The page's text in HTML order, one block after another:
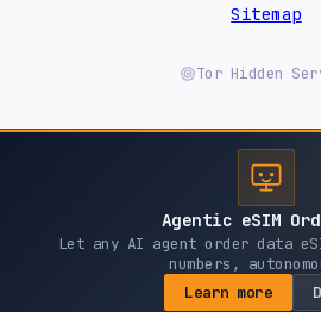
Sitemap
Tor Hidden
Agentic eSIM
Let any AI agent order data
numbers,
Learn more